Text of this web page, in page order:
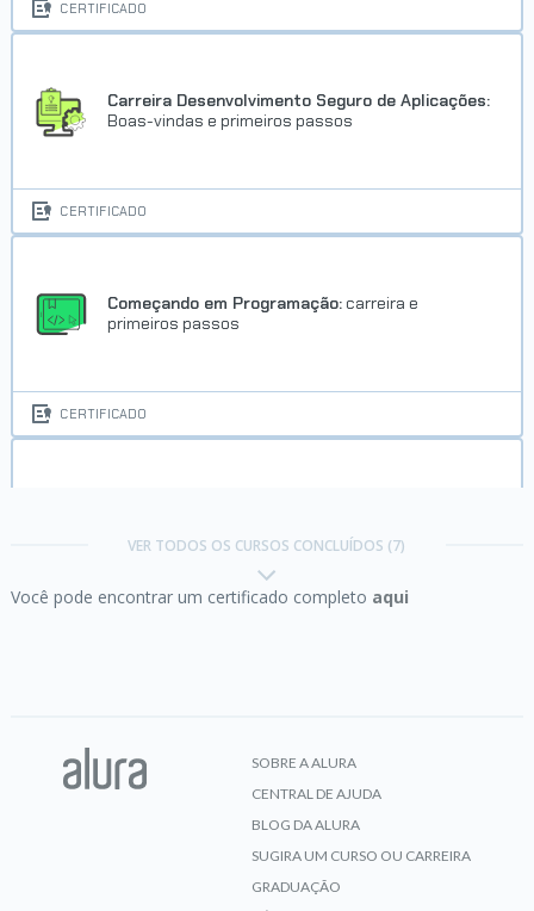
CERTIFICADO
Carreira Desenvolvimento Seguro de Aplicações:
Boas-vindas e primeiros passos
CERTIFICADO
Começando em Programação: carreira e
primeiros passos
CERTIFICADO
VER TODOS OS CURSOS CONCLUÍDOS (7)
Você pode encontrar um certificado completo aqui
SOBRE A ALURA
CENTRAL DE AJUDA
BLOG DA ALURA
SUGIRA UM CURSO OU CARREIRA
GRADUAÇÃO